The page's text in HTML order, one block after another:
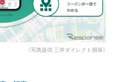
コーティング
防錆
カーメーカー「旧車」関連プロジェ
クト
プロショップ検索
《写真提供 三井ダイレクト損保》